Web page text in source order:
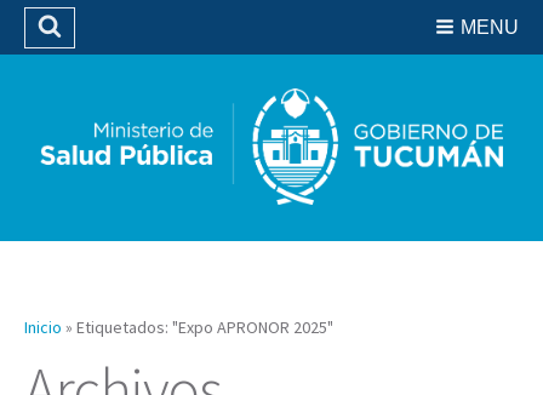
Biblioteca
MENU
Buscar
Inicio » Etiquetados: "Expo APRONOR 2025"